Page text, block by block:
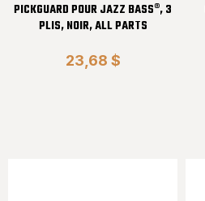
PICKGUARD POUR JAZZ BASS®, 3
PLIS, NOIR, ALL PARTS
23,68 $